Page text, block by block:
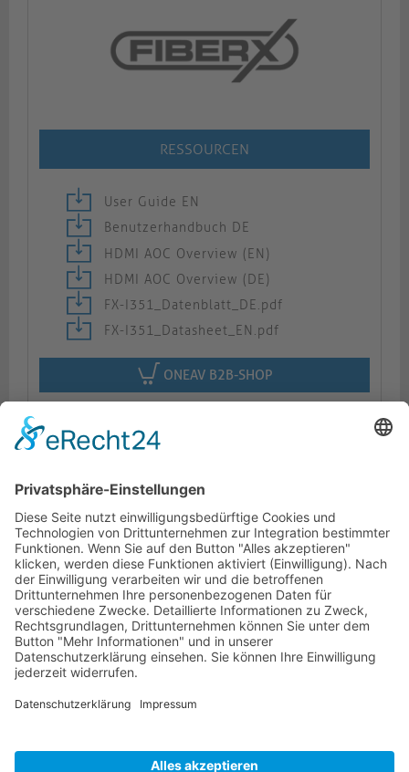
RESSOURCEN
User Guide EN
Benutzerhandbuch DE
HDMI AOC Overview (EN)
HDMI AOC Overview (DE)
FX-I351_Datenblatt_DE.pdf
FX-I351_Datasheet_EN.pdf
ONEAV B2B-SHOP
Beschreibung
Dokumente
HOTLINE
PURELINK.DE
MARKEN